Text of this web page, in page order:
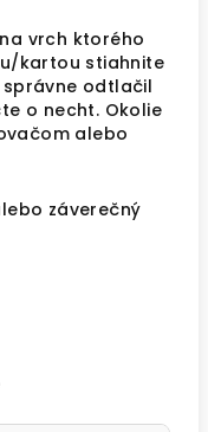
vrch ktorého
kartou stiahnite
správne odtlačil
o necht. Okolie
alebo
záverečný